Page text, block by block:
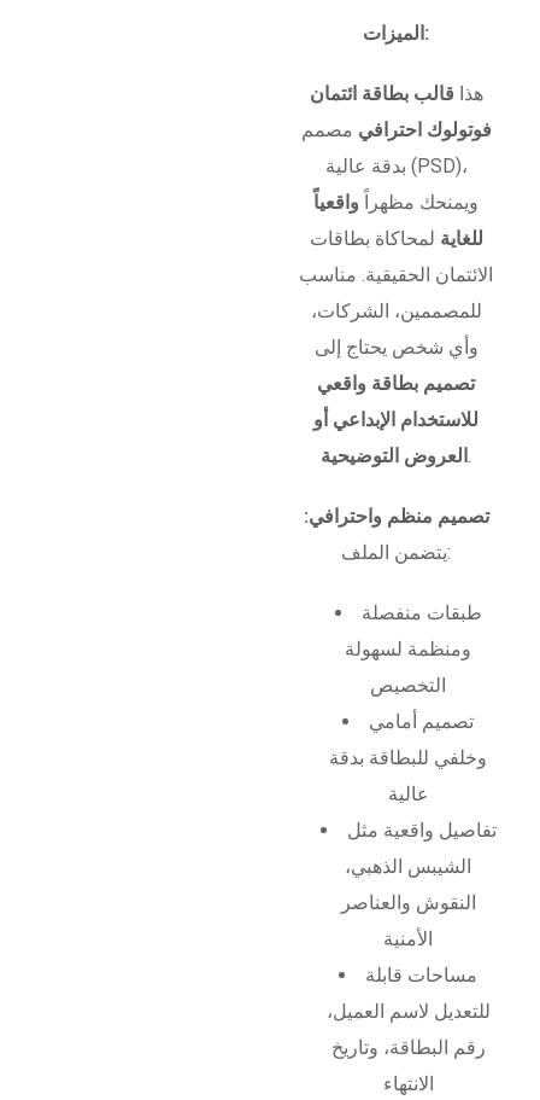
الميزات:
هذا قالب بطاقة ائتمان
فوتولوك احترافي مصمم
بدقة عالية (PSD)،
ويمنحك مظهراً واقعياً
للغاية لمحاكاة بطاقات
الائتمان الحقيقية. مناسب
للمصممين، الشركات،
وأي شخص يحتاج إلى
تصميم بطاقة واقعي
للاستخدام الإبداعي أو
العروض التوضيحية .
تصميم منظم واحترافي:
يتضمن الملف:
طبقات منفصلة
ومنظمة لسهولة
التخصيص
تصميم أمامي
وخلفي للبطاقة بدقة
عالية
تفاصيل واقعية مثل
الشيبس الذهبي،
النقوش والعناصر
الأمنية
مساحات قابلة
للتعديل لاسم العميل،
رقم البطاقة، وتاريخ
الانتهاء